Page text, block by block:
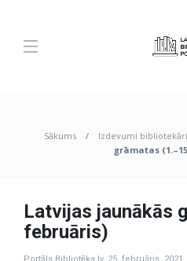
Sākums Izdevumi
grāmatas
Latvijas jaunākās
februāris)